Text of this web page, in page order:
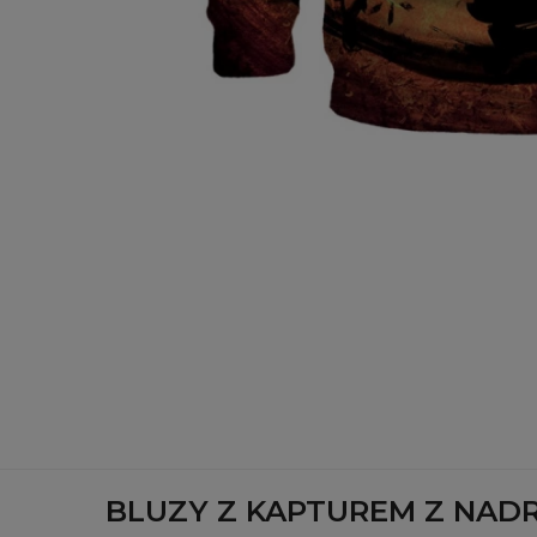
BLUZY Z KAPTUREM Z